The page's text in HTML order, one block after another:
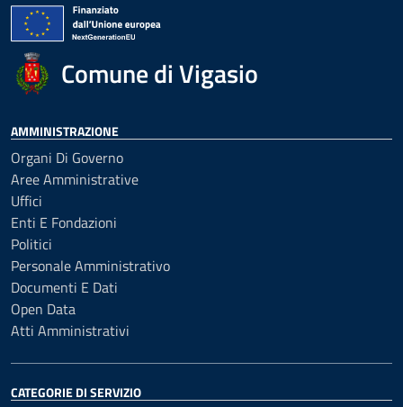
Comune di Vigasio
AMMINISTRAZIONE
Organi Di Governo
Aree Amministrative
Uffici
Enti E Fondazioni
Politici
Personale Amministrativo
Documenti E Dati
Open Data
Atti Amministrativi
CATEGORIE DI SERVIZIO